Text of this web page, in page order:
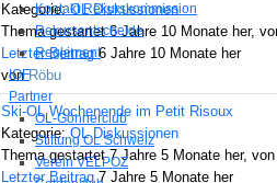
Kontakt Rekurskommission
Rekursentscheide
Reglement
IOF
Partner
OL-Gönnerclub
Stiftung OL Schweiz
Verein VELPOZ
Kategorie:OL Diskussionen
Thema gestartet 6 Jahre 10 Monate her,
Letzter Beitrag6 Jahre 10 Monate her
vonRöbu
Ski-OL Wochenende im Petit Risoux
Kategorie:OL Diskussionen
Thema gestartet 7 Jahre 5 Monate her, von
Letzter Beitrag7 Jahre 5 Monate her